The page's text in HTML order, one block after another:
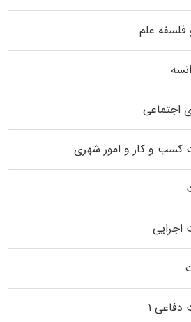
فلسفه علم
اجتماعی
کسب و کار و امور شهری
اجرایی
۱